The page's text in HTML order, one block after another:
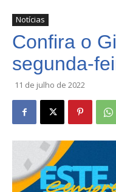
Notícias
Confira o
segunda-
11 de julho de 2022